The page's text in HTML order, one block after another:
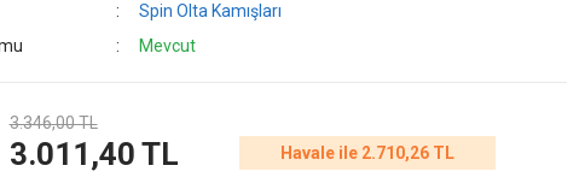
Spin Olta Kamışları
Mevcut
3.346,00 TL
3.011,40 TL Havale ile 2.710,26 TL